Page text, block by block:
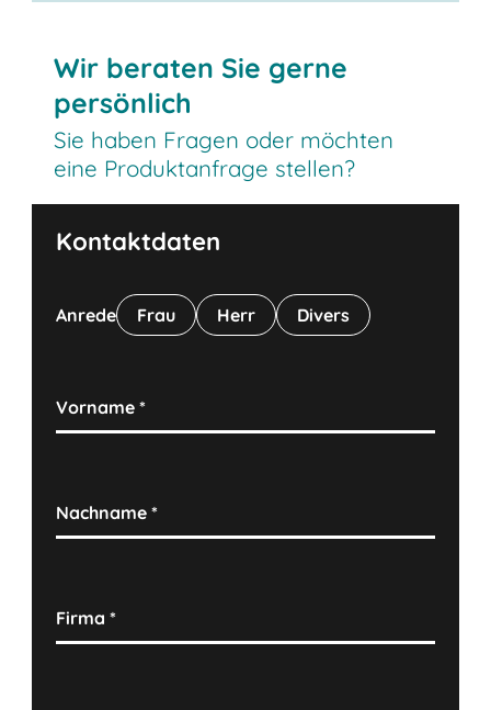
Wir beraten Sie gerne
persönlich
Sie haben Fragen oder möchten
eine Produktanfrage stellen?
Kontaktdaten
Anrede Frau Herr Divers
Vorname*
Nachname*
Firma*